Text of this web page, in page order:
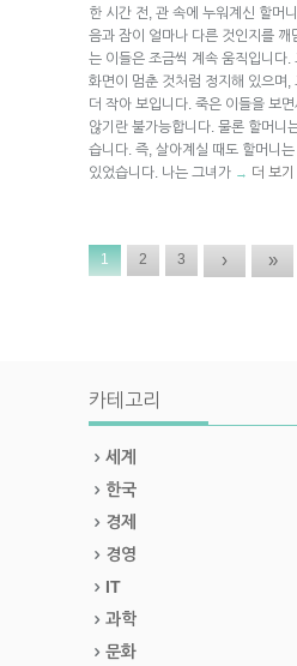
한 시간 전, 관 속에 누워계신 할머
음과 잠이 얼마나 다른 것인지를 깨
는 이들은 조금씩 계속 움직입니다.
화면이 멈춘 것처럼 정지해 있으며,
더 작아 보입니다. 죽은 이들을 보
않기란 불가능합니다. 물론 할머니
습니다. 즉, 살아계실 때도 할머니
있었습니다. 나는 그녀가 → 더 보기
1 2 3 › »
카테고리
세계
한국
경제
경영
IT
과학
문화